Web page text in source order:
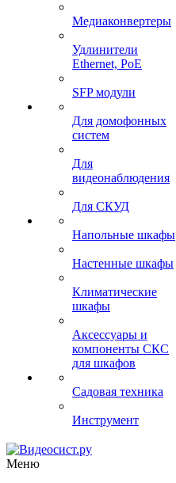
Медиаконвертеры
Удлинители
Ethernet, PoE
SFP модули
Для домофонных
систем
Для
видеонаблюдения
Для СКУД
Напольные шкафы
Настенные шкафы
Климатические
шкафы
Аксессуары и
компоненты СКС
для шкафов
Садовая техника
Инструмент
Меню